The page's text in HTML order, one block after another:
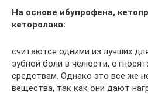
На основе ибупрофена,
кеторолака:
считаются одними из лучших
зубной боли в челюсти,
средствам. Однако это все же
вещества, так как они дают